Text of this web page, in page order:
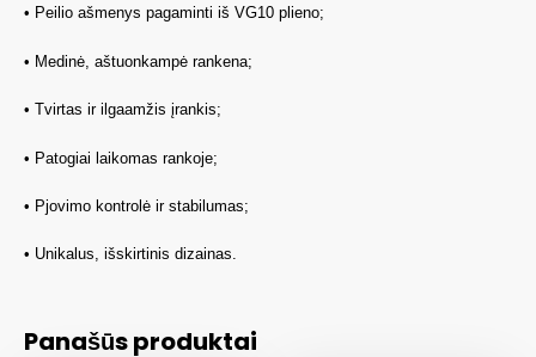
• Peilio ašmenys pagaminti iš VG10 plieno;
• Medinė, aštuonkampė rankena;
• Tvirtas ir ilgaamžis įrankis;
• Patogiai laikomas rankoje;
• Pjovimo kontrolė ir stabilumas;
• Unikalus, išskirtinis dizainas.
Panašūs produktai